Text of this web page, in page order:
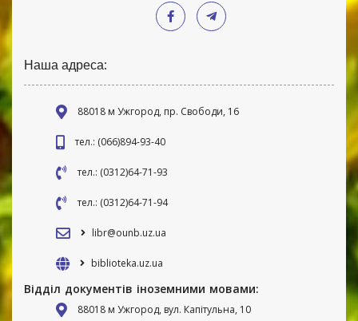
Наша адреса:
88018 м Ужгород, пр. Свободи, 16
тел.: (066)894-93-40
тел.: (0312)64-71-93
тел.: (0312)64-71-94
libr@ounb.uz.ua
biblioteka.uz.ua
Відділ документів іноземними мовами:
88018 м Ужгород, вул. Капітульна, 10